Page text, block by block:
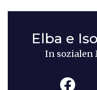
Elba e
In sozialen